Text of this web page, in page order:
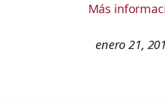
Más
enero 21,